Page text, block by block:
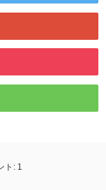
ト: 1